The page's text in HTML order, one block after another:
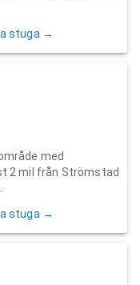
stuga →
med
2 mil från Strömstad
stuga →